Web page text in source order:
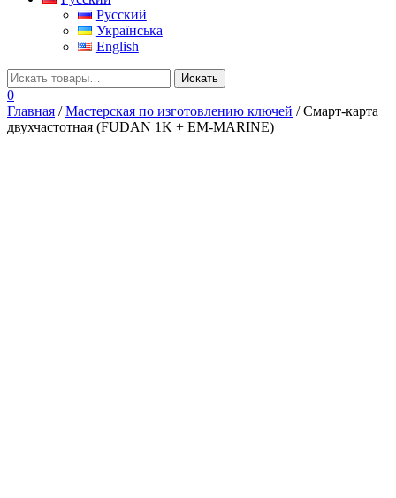
Русский
Українська
English
0
Главная /Мастерская по изготовлению ключей / Смарт-карта
двухчастотная (FUDAN 1K + EM-MARINE)